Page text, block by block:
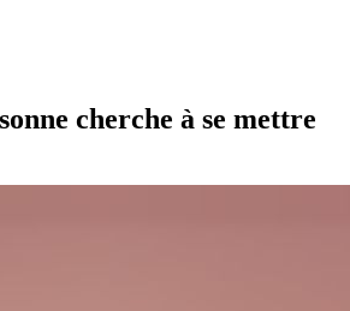
cherche à se mettre